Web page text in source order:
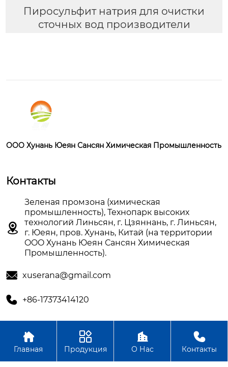
Пиросульфит натрия для очистки
сточных вод производители
OOO Хунань Юеян Сансян Химическая Промышленность
Контакты

Зеленая промзона (химическая
промышленность), Технопарк высоких
технологий Линьсян, г. Цзяннань, г. Линьсян,
г. Юеян, пров. Хунань, Китай (на территории
OOO Хунань Юеян Сансян Химическая
Промышленность).
 xuserana@gmail.com
 +86-17373414120
Авторское право©OOO Хунань Юеян Сансян Химическая
Промышленность

Главная

Продукция

О Нас

Контакты